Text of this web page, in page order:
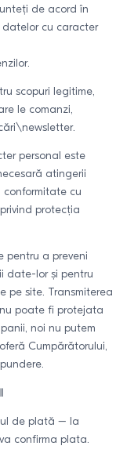
de acord în
cu caracter
scopuri legitime,
le comanzi,
personal este
atingerii
conformitate cu
protecția
pentru a preveni
date-lor și pentru
pe site. Transmiterea
poate fi protejata
noi nu putem
Cumpărătorului,
de plată – la
confirma plata.